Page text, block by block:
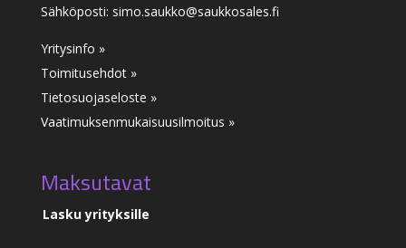
Sähköposti: simo.saukko@saukkosales.fi
Yritysinfo »
Toimitusehdot »
Tietosuojaseloste »
Vaatimuksenmukaisuusilmoitus »
Maksutavat
Lasku yrityksille